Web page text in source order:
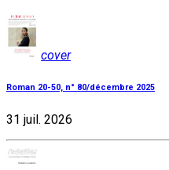
cover
Roman 20-50, n° 80/décembre 2025
31 juil. 2026